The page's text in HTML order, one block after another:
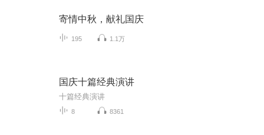
寄情中秋，献礼国庆
195 1.1万
国庆十篇经典演讲
十篇经典演讲
8 8361